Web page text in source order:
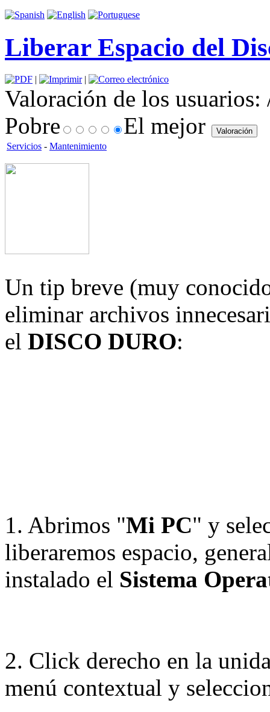
Liberar Espacio del
| |
Valoración de los usuarios:
Pobre
El mejor
Servicios - Mantenimiento
Un tip breve (muy
eliminar archivos
el DISCO DURO:
1. Abrimos "Mi PC" y
liberaremos espacio,
instalado el Sistema
2. Click derecho en la
menú contextual y